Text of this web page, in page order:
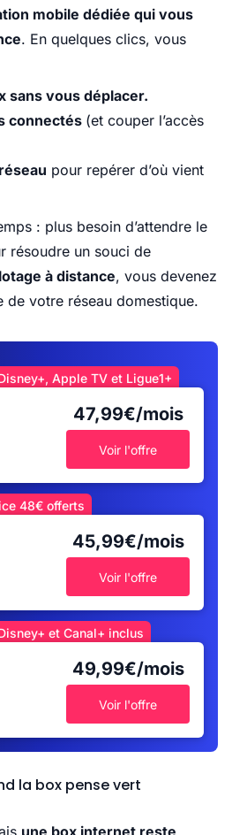
mobile dédiée qui vous
. En quelques clics, vous
sans vous déplacer.
connectés (et couper l’accès
pour repérer d’où vient
: plus besoin d’attendre le
résoudre un souci de
à distance, vous devenez
de votre réseau domestique.
Apple TV et Ligue1+
47,99€/mois
Voir l'offre
48€ offerts
45,99€/mois
Voir l'offre
et Canal+ inclus
49,99€/mois
Voir l'offre
la box pense vert